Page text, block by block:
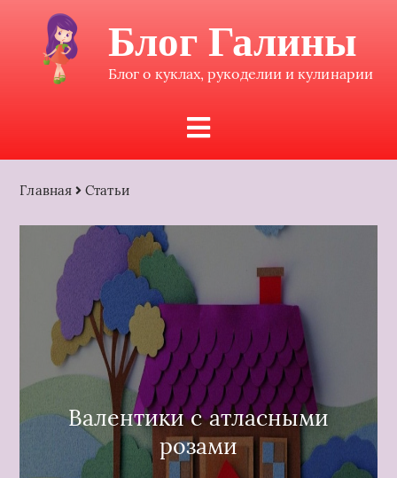
Блог Галины
Блог о куклах, рукоделии и кулинарии
Главная Статьи
Валентики с атласными
розами